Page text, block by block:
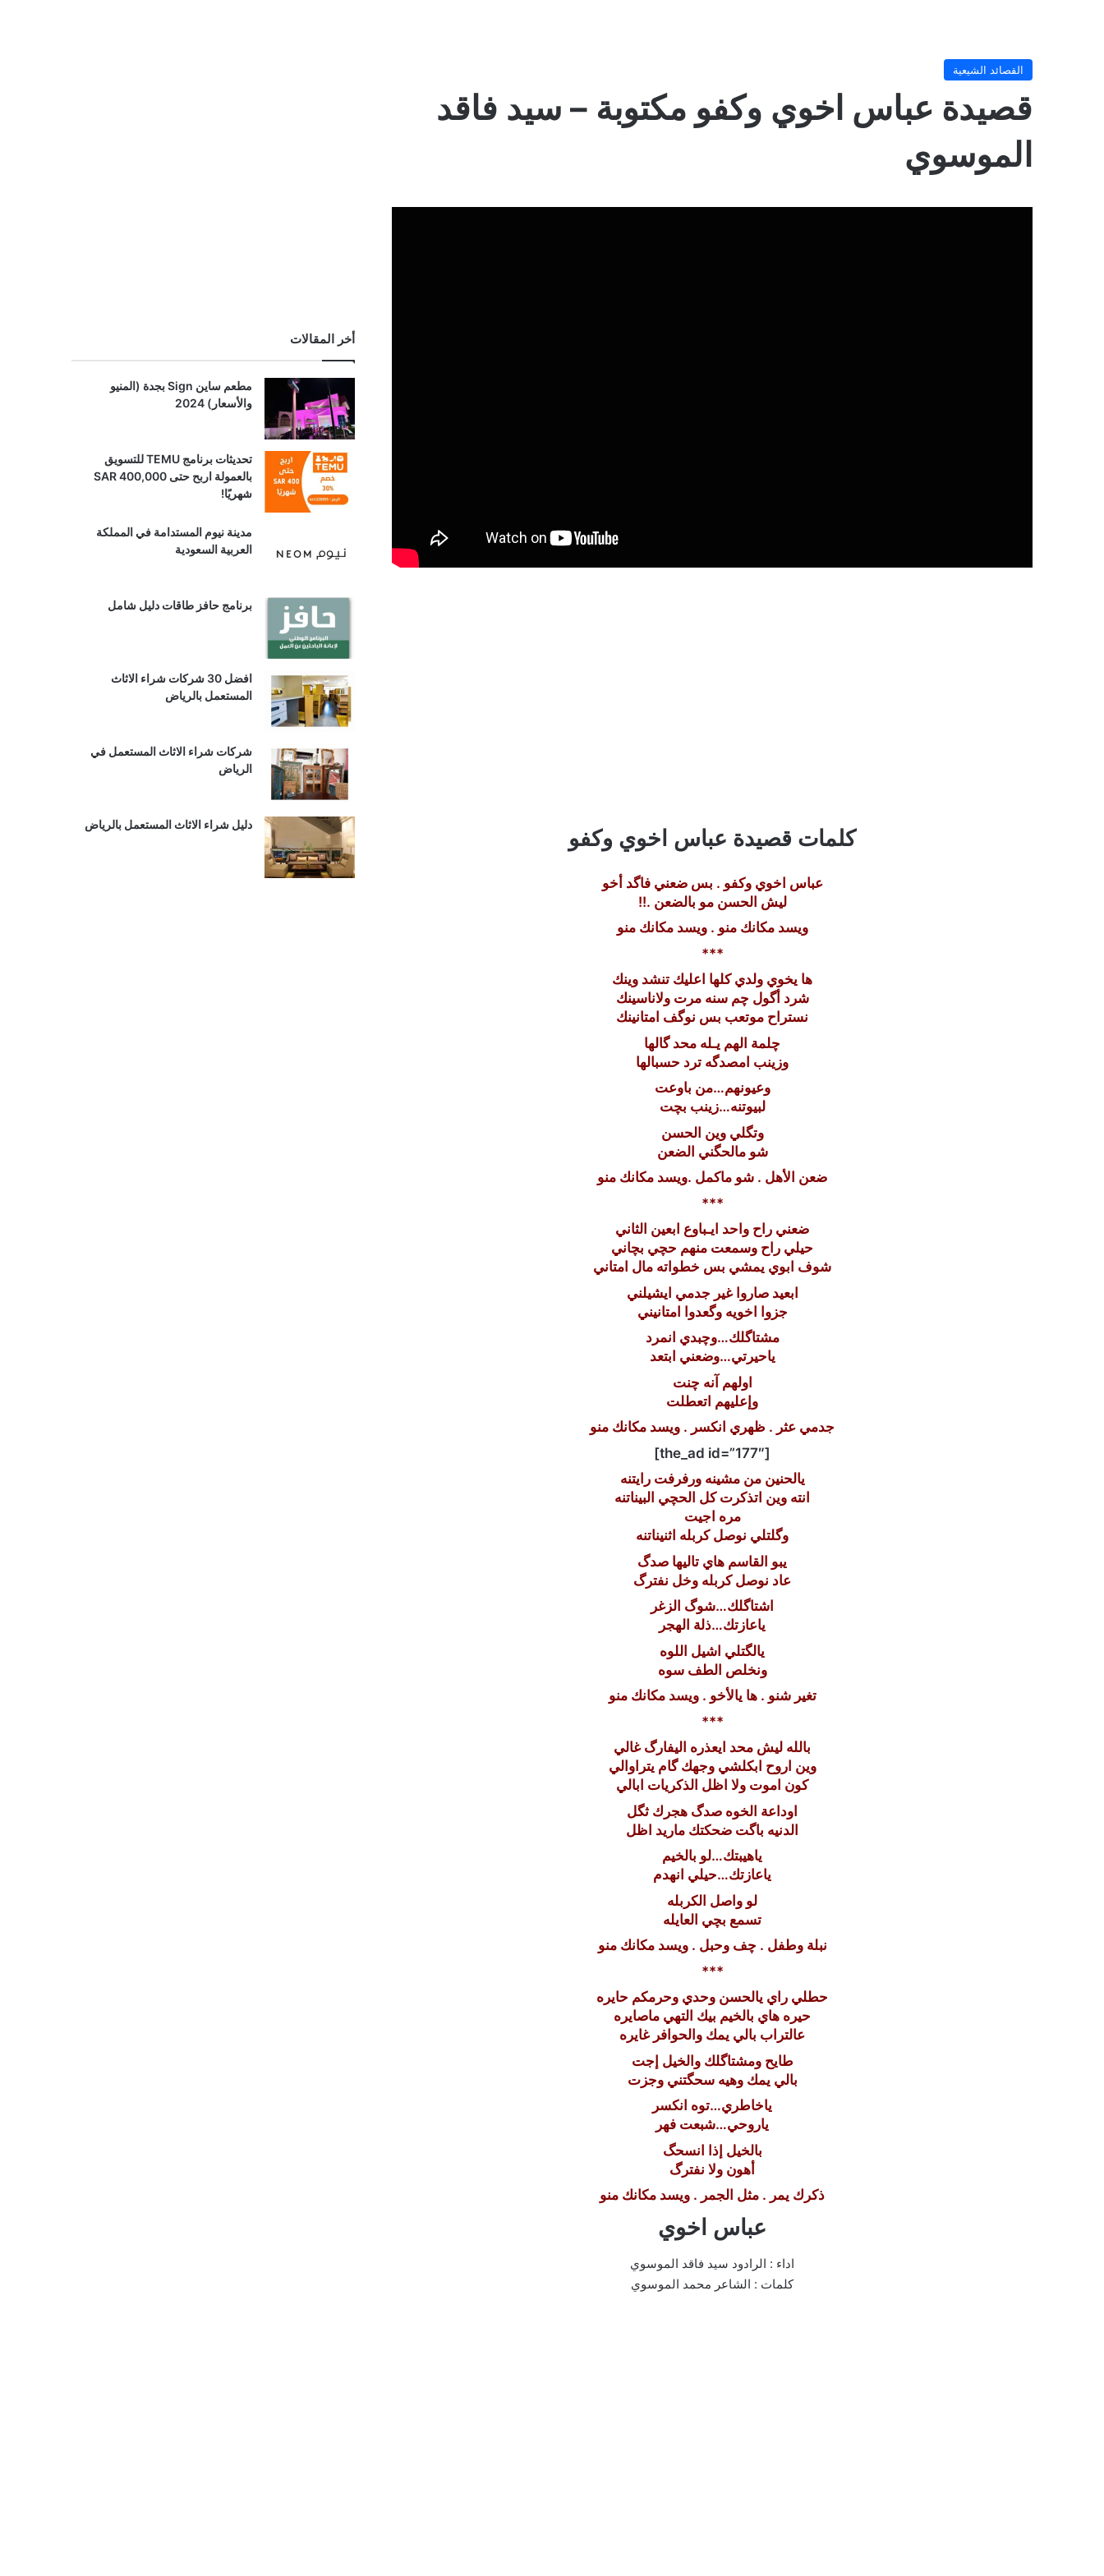
القصائد الشيعية
قصيدة عباس اخوي وكفو مكتوبة – سيد فاقد
الموسوي
كلمات قصيدة عباس اخوي وكفو
عباس اخوي وكفو . بس ضعني فاگد أخو
ليش الحسن مو بالضعن .!!
ويسد مكانك منو . ويسد مكانك منو
***
ها يخوي ولدي كلها اعليك تنشد وينك
شرد أگول چم سنه مرت ولاناسينك
نستراح موتعب بس نوگف امتانينك
چلمة الهم يـله محد گالها
وزينب امصدگه ترد حسبالها
وعيونهم…من باوعت
لبيوتنه…زينب بچت
وتگلي وين الحسن
شو مالحگني الضعن
ضعن الأهل . شو ماكمل .ويسد مكانك منو
***
ضعني راح واحد ايـباوع ابعين الثاني
حيلي راح وسمعت منهم حچي بچاني
شوف ابوي يمشي بس خطواته مال امتاني
ابعيد صاروا غير جدمي ايشيلني
جزوا اخويه وگعدوا امتانيني
مشتاگلك…وچبدي انمرد
ياحيرتي…وضعني ابتعد
اولهم آنه چنت
وإعليهم اتعطلت
جدمي عثر . ظهري انكسر . ويسد مكانك منو
[the_ad id=”177″]
يالحنين من مشينه ورفرفت رايتنه
انته وين اتذكرت كل الحچي البيناتنه
مره اجيت
وگلتلي نوصل كربله اثنيناتنه
يبو القاسم هاي تاليها صدگ
عاد نوصل كربله وخل نفترگ
اشتاگلك…شوگ الزغر
ياعازتك…ذلة الهجر
يالگتلي اشيل اللوه
ونخلص الطف سوه
تغير شنو . ها يالأخو . ويسد مكانك منو
***
بالله ليش محد ايعذره اليفارگ غالي
وين اروح ابكلشي وجهك گام يتراوالي
كون اموت ولا اظل الذكريات ابالي
اوداعة الخوه صدگ هجرك ثگل
الدنيه باگت ضحكتك ماريد اظل
ياهيبتك…لو بالخيم
ياعازتك…حيلي انهدم
لو واصل الكربله
تسمع بچي العايله
نبلة وطفل . چف وحبل . ويسد مكانك منو
***
حطلي راي يالحسن وحدي وحرمكم حايره
حيره هاي بالخيم بيك التهي ماصايره
عالتراب بالي يمك والحوافر غايره
طايح ومشتاگلك والخيل إجت
بالي يمك وهيه سحگتني وجزت
ياخاطري…توه انكسر
ياروحي…شبعت فهر
بالخيل إذا انسحگ
أهون ولا نفترگ
ذكرك يمر . مثل الجمر . ويسد مكانك منو
عباس اخوي
اداء : الرادود سيد فاقد الموسوي
كلمات : الشاعر محمد الموسوي
أخر المقالات
مطعم ساين Sign بجدة (المنيو
والأسعار) 2024
تحديثات برنامج TEMU للتسويق
بالعمولة اربح حتى SAR 400,000
شهريًا!
مدينة نيوم المستدامة في المملكة
العربية السعودية
برنامج حافز طاقات دليل شامل
افضل 30 شركات شراء الاثاث
المستعمل بالرياض
شركات شراء الاثاث المستعمل في
الرياض
دليل شراء الاثاث المستعمل بالرياض